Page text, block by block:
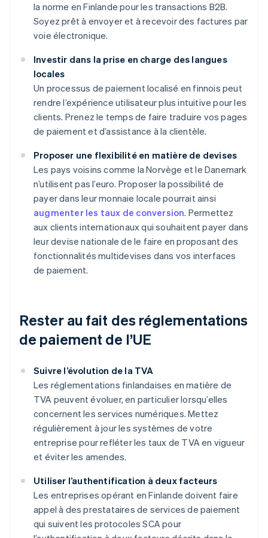
la norme en Finlande pour les transactions B2B.
Soyez prêt à envoyer et à recevoir des factures par
voie électronique.
Investir dans la prise en charge des langues
locales
Un processus de paiement localisé en finnois peut
rendre l’expérience utilisateur plus intuitive pour les
clients. Prenez le temps de faire traduire vos pages
de paiement et d’assistance à la clientèle.
Proposer une flexibilité en matière de devises
Les pays voisins comme la Norvège et le Danemark
n’utilisent pas l’euro. Proposer la possibilité de
payer dans leur monnaie locale pourrait ainsi
augmenter les taux de conversion. Permettez
aux clients internationaux qui souhaitent payer dans
leur devise nationale de le faire en proposant des
fonctionnalités multidevises dans vos interfaces
de paiement.
Rester au fait des réglementations
de paiement de l’UE
Suivre l’évolution de la TVA
Les réglementations finlandaises en matière de
TVA peuvent évoluer, en particulier lorsqu’elles
concernent les services numériques. Mettez
régulièrement à jour les systèmes de votre
entreprise pour refléter les taux de TVA en vigueur
et éviter les amendes.
Utiliser l’authentification à deux facteurs
Les entreprises opérant en Finlande doivent faire
appel à des prestataires de services de paiement
qui suivent les protocoles SCA pour